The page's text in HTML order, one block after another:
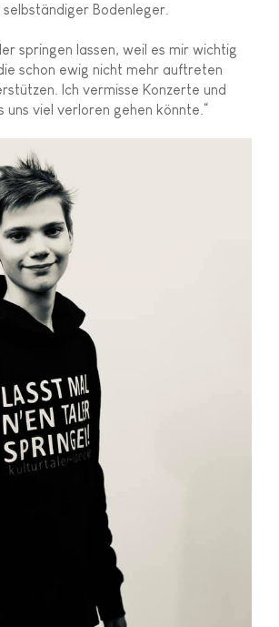
Bodenleger.
springen lassen, weil es mir wichtig
schon ewig nicht mehr auftreten
Ich vermisse Konzerte und
uns viel verloren gehen könnte.“